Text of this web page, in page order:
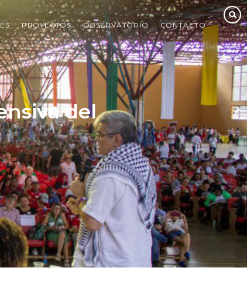
PROYECTOS OBSERVATORIO CONTACTO
del